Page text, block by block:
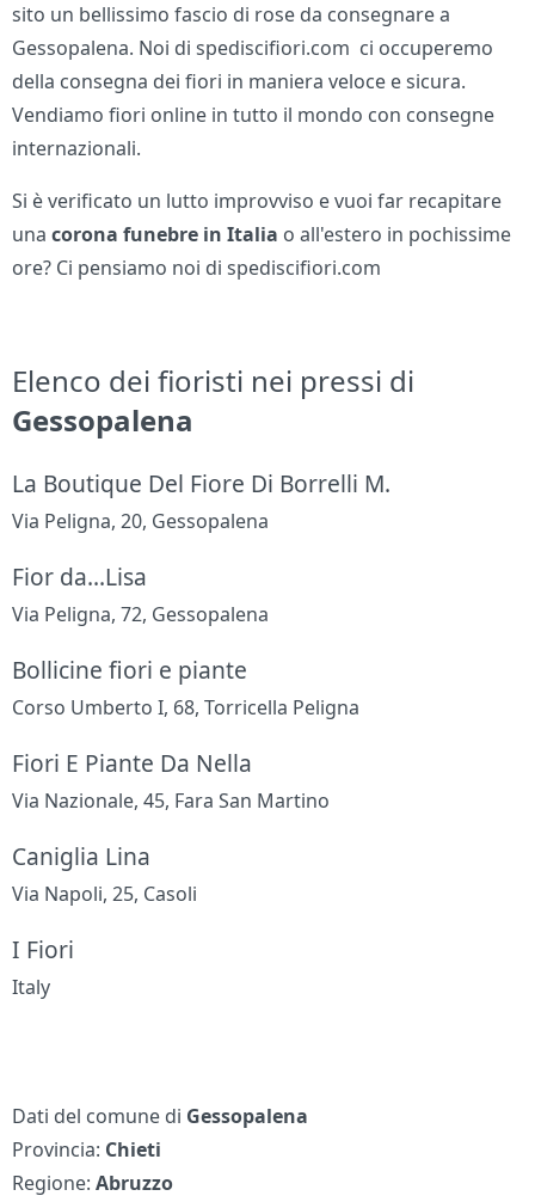
sito un bellissimo fascio di rose da consegnare a
Gessopalena. Noi di spediscifiori.com ci occuperemo
della consegna dei fiori in maniera veloce e sicura.
Vendiamo fiori online in tutto il mondo con consegne
internazionali.
Si è verificato un lutto improvviso e vuoi far recapitare
unacorona funebre in Italia o all'estero in pochissime
ore? Ci pensiamo noi di spediscifiori.com
Elenco dei fioristi nei pressi di
Gessopalena
La Boutique Del Fiore Di Borrelli M.
Via Peligna, 20, Gessopalena
Fior da...Lisa
Via Peligna, 72, Gessopalena
Bollicine fiori e piante
Corso Umberto I, 68, Torricella Peligna
Fiori E Piante Da Nella
Via Nazionale, 45, Fara San Martino
Caniglia Lina
Via Napoli, 25, Casoli
I Fiori
Italy
Dati del comune di Gessopalena
Provincia: Chieti
Regione:Abruzzo